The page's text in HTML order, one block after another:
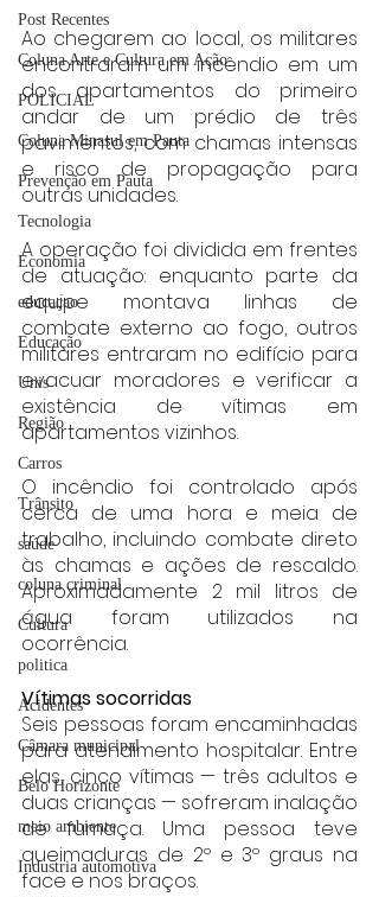
Post Recentes
Coluna Arte e Cultura em Ação
POLICIAL
Coluna Minasul em Pauta
Prevenção em Pauta
Tecnologia
Economia
educaçao
Educação
Unis
Região
Carros
Trânsito
saúde
coluna criminal
Cultura
politica
Acidentes
Câmara municipal
Belo Horizonte
meio ambiente
Industria automotiva
Ao chegarem ao local, os militares
encontraram um incêndio em um
dos apartamentos do primeiro
andar de um prédio de três
pavimentos, com chamas intensas
e risco de propagação para
outras unidades.
A operação foi dividida em frentes
de atuação: enquanto parte da
equipe montava linhas de
combate externo ao fogo, outros
militares entraram no edifício para
evacuar moradores e verificar a
existência de vítimas em
apartamentos vizinhos.
O incêndio foi controlado após
cerca de uma hora e meia de
trabalho, incluindo combate direto
às chamas e ações de rescaldo.
Aproximadamente 2 mil litros de
água foram utilizados na
ocorrência.
Vítimas socorridas
Seis pessoas foram encaminhadas
para atendimento hospitalar. Entre
elas, cinco vítimas — três adultos e
duas crianças — sofreram inalação
de fumaça. Uma pessoa teve
queimaduras de 2º e 3º graus na
face e nos braços.